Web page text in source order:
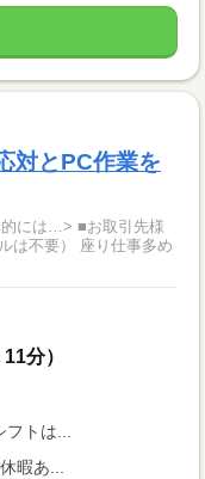
対とPC作業を
分）
トは...
暇あ...